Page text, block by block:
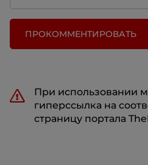
ПРОКОММЕНТИРОВАТЬ
При использовании
гиперссылка на
страницу портала